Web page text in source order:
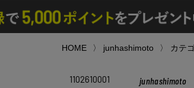
HOME junhashimoto カテ
1102610001 junhashimoto